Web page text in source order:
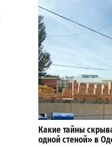
Какие тайны
одной стеной» в